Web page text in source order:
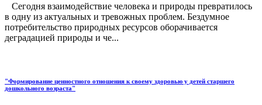
Сегодня взаимодействие человека и природы превратилось
в одну из актуальных и тревожных проблем. Бездумное
потребительство природных ресурсов оборачивается
деградацией природы и че...
"Формирование ценностного отношения к своему здоровью у детей старшего
дошкольного возраста"